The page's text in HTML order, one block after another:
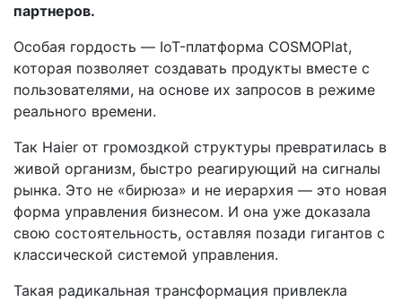
партнеров​.
Особая гордость — IoT-платформа COSMOPlat,
которая позволяет создавать продукты вместе с
пользователями, на основе их запросов в режиме
реального времени.
Так Haier от громоздкой структуры превратилась в
живой организм, быстро реагирующий на сигналы
рынка. Это не «бирюза» и не иерархия — это новая
форма управления бизнесом. И она уже доказала
свою состоятельность, оставляя позади гигантов с
классической системой управления.
Такая радикальная трансформация привлекла